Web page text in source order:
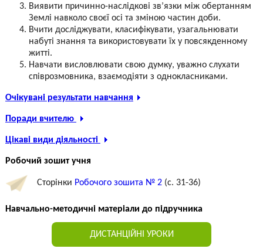
Виявити причинно-наслідкові зв’язки між обертанням
Землі навколо своєї осі та зміною частин доби.
Вчити досліджувати, класифікувати, узагальнювати
набуті знання та використовувати їх у повсякденному
житті.
Навчати висловлювати свою думку, уважно слухати
співрозмовника, взаємодіяти з однокласниками.
Очікувані результати навчання
Поради вчителю
Цікаві види діяльності
Робочий зошит учня
Сторінки Робочого зошита № 2(c. 31-36)
Навчально-методичні матеріали до підручника
ДИСТАНЦІЙНІ УРОКИ